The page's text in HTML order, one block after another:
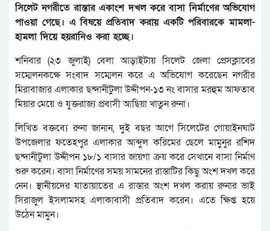
সিলেট নগরীতে রাস্তার একাংশ দখল করে বাসা নির্মাণের অভিযোগ
পাওয়া গেছে। এ বিষয়ে প্রতিবাদ করায় একটি পরিবারকে মামলা-
হামলা দিয়ে হয়রানিও করা হচ্ছে।
শনিবার (২৩ জুলাই) বেলা আড়াইটায় সিলেট জেলা প্রেসক্লাবের
সম্মেলনকক্ষে সংবাদ সম্মেলন করে এ অভিযোগ করেছেন নগরীর
মিরাবাজার এলাকার ছন্দানীটুলা উদ্দীপন-১৩ নং বাসার মরহুম আফতাব
মিয়ার মেয়ে ও যুক্তরাজ্য প্রবাসী আছিয়া খাতুন রুনা।
লিখিত বক্তব্যে রুনা জানান, দুই বছর আগে সিলেটের গোয়াইনঘাট
উপজেলার ফতেহপুর এলাকার আব্দুল করিমের ছেলে মামুনুর রশিদ
ছন্দানীটুলা উদ্দীপন ১৮/১ বাসার জায়গা ক্রয় করে সেখানে বাসা নির্মাণ
শুরু করেন। বাসা নির্মাণের সময় সামনের রাস্তাটির কিছু অংশ দখল করে
নেন। স্থানীয়দের যাতায়াতের এ রাস্তার অংশ দখল করায় রুনার ভাই
সিরাজুল ইসলামসহ এলাকাবাসী প্রতিবাদ করেন। এতে ক্ষিপ্ত হয়ে
উঠেন মামুন।